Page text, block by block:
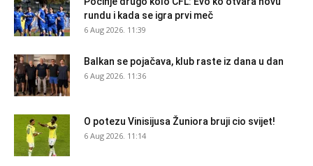
rundu i kada se igra prvi meč
6 Aug 2026. 11:39
Balkan se pojačava, klub raste iz dana u dan
6 Aug 2026. 11:36
O potezu Vinisijusa Žuniora bruji cio svijet!
6 Aug 2026. 11:14